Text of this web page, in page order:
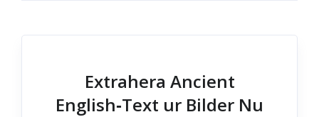
Extrahera Ancient
English‑Text ur Bilder Nu